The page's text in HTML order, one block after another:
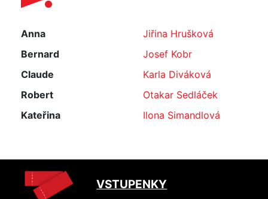
Anna
Jiřina Hrušková
Bernard
Josef Kobr
Claude
Karla Diváková
Robert
Otakar Sedláček
Kateřina
Ilona Simandlová
VSTUPENKY